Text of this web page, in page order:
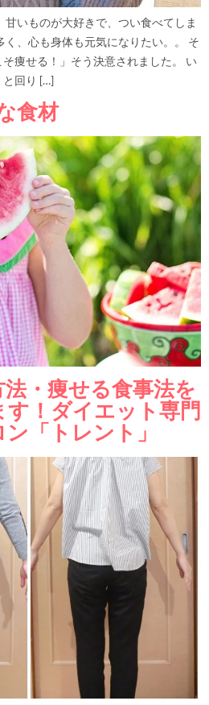
いものが大好きで、つい食べてしま
く、心も身体も元気になりたい。。 そ
痩せる！」そう決意されました。 い
と回り […]
食材
・痩せる食事法を
！ダイエット専門
「トレント」